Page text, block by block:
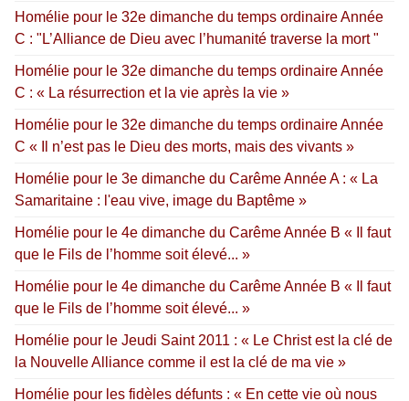
Homélie pour le 32e dimanche du temps ordinaire Année
C : "L’Alliance de Dieu avec l’humanité traverse la mort "
Homélie pour le 32e dimanche du temps ordinaire Année
C : « La résurrection et la vie après la vie »
Homélie pour le 32e dimanche du temps ordinaire Année
C « Il n’est pas le Dieu des morts, mais des vivants »
Homélie pour le 3e dimanche du Carême Année A : « La
Samaritaine : l'eau vive, image du Baptême »
Homélie pour le 4e dimanche du Carême Année B « Il faut
que le Fils de l’homme soit élevé... »
Homélie pour le 4e dimanche du Carême Année B « Il faut
que le Fils de l’homme soit élevé... »
Homélie pour le Jeudi Saint 2011 : « Le Christ est la clé de
la Nouvelle Alliance comme il est la clé de ma vie »
Homélie pour les fidèles défunts : « En cette vie où nous